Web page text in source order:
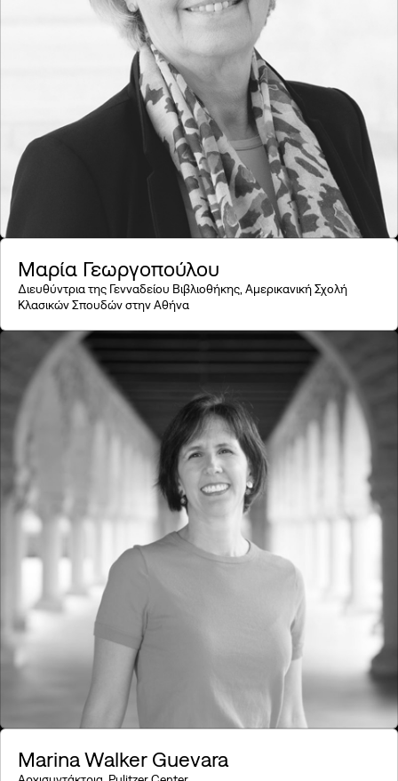
Μαρία Γεωργοπούλου
Διευθύντρια της Γενναδείου Βιβλιοθήκης, Αμερικανική Σχολή
Κλασικών Σπουδών στην Αθήνα
Marina Walker Guevara